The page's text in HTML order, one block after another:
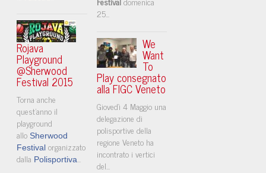
Rojava
Playground
@Sherwood
Festival 2015
Torna anche
quest'anno il
playground
allo Sherwood
Festival organizzato
dalla Polisportiva...
25...
We
Want
To
Play consegnato
alla FIGC Veneto
Giovedì 4 Maggio una
delegazione di
polisportive della
regione Veneto ha
incontrato i vertici
del...